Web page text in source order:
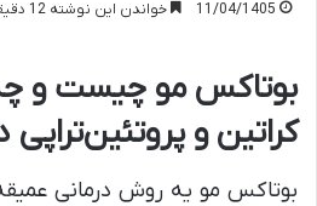
11/04/1405 خواندن این نوشته 12 دقیقه زمان می برد
بوتاکس مو چیست و چه
کراتین و پروتئین‌تراپی
بوتاکس مو یه روش درمانی